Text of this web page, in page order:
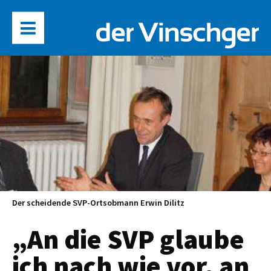
Der scheidende SVP-Ortsobmann Erwin Dilitz
„An die SVP glaube